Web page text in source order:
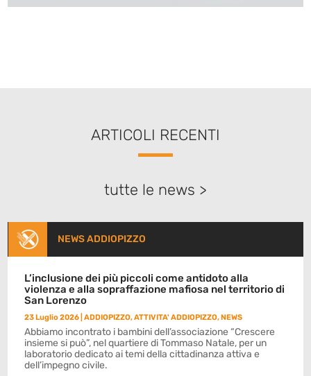
ARTICOLI RECENTI
tutte le news >
NEWS ADDIOPIZZO
L’inclusione dei più piccoli come antidoto alla
violenza e alla sopraffazione mafiosa nel territorio di
San Lorenzo
23 Luglio 2026 |ADDIOPIZZO,ATTIVITA' ADDIOPIZZO,NEWS
Abbiamo incontrato i bambini dell’associazione “Crescere
insieme si può”, nel quartiere di Tommaso Natale, per un
laboratorio dedicato ai temi della cittadinanza attiva e
dell’impegno civile.